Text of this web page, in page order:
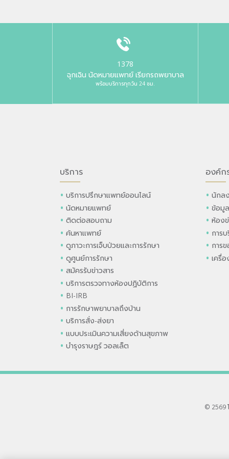
1378
ฉุกเฉิน นัดหมายแพทย์ เรียกรถพยาบาล
พร้อมบริการทุกวัน 24 ชม.
บริการ
บริการปรึกษาแพทย์ออนไลน์
นัดหมายแพทย์
ติดต่อสอบถาม
ค้นหาแพทย์
ดูภาวะการเจ็บป่วยและการรักษา
ดูศูนย์การรักษา
สมัครรับข่าวสาร
บริการตรวจทางห้องปฏิบัติการ
BI-IRB
การรักษาพยาบาลถึงบ้าน
บริการสั่ง-ส่งยา
แบบประเมินความเสี่ยงด้านสุขภาพ
บำรุงราษฎร์ วอลเล็ต
องค์ก
นักล
ข้อมู
ห้อง
การ
การ
เครื่
© 2569